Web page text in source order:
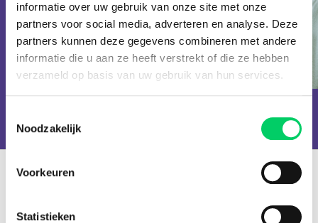
informatie over uw gebruik van onze site met onze
partners voor social media, adverteren en analyse. Deze
partners kunnen deze gegevens combineren met andere
informatie die u aan ze heeft verstrekt of die ze hebben
verzameld op basis van uw gebruik van hun services.
Noodzakelijk
Voorkeuren
Statistieken
EDM
Armin van
Buuren
EDM
Dimitri Vegas &
Like Mike
151.000+ travellers